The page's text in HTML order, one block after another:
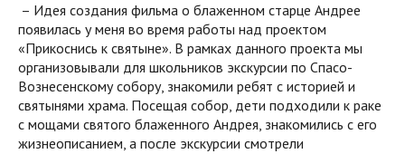
– Идея создания фильма о блаженном старце Андрее
появилась у меня во время работы над проектом
«Прикоснись к святыне». В рамках данного проекта мы
организовывали для школьников экскурсии по Спасо-
Вознесенскому собору, знакомили ребят с историей и
святынями храма. Посещая собор, дети подходили к раке
с мощами святого блаженного Андрея, знакомились с его
жизнеописанием, а после экскурсии смотрели